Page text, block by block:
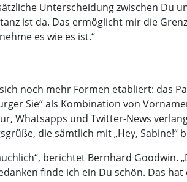
Unterscheidung zwischen Du
ist da. Das ermöglicht mir die
es wie es ist.“
noch mehr Formen etabliert: das
Sie“ als Kombination von
Whatsapps und Twitter-News
die sämtlich mit „Hey, Sabine!“
berichtet Bernhard Goodwin.
finde ich ein Du schön. Das